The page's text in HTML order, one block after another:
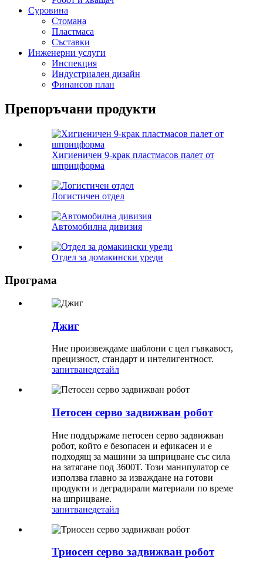
Суровина
Стомана
Пластмаса
Съставки
Инженерни услуги
Инспекция
Индустриален дизайн
Финансов план
Препоръчани продукти
Хигиеничен 9-крак пластмасов палет от
шприцформа
Логистичен отдел
Автомобилна дивизия
Отдел за домакински уреди
Програма
Джиг
Ние произвеждаме шаблони с цел гъвкавост,
прецизност, стандарт и интелигентност.
запитванедетайл
Петосен серво задвижван робот
Ние поддържаме петосен серво задвижван
робот, който е безопасен и ефикасен и е
подходящ за машини за шприцване със сила
на затягане под 3600T. Този манипулатор се
използва главно за изваждане на готови
продукти и деградирали материали по време
на шприцване.
запитванедетайл
Триосен серво задвижван робот